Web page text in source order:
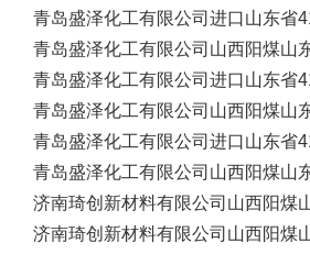
青岛盛泽化工有限公司 进口山东省
青岛盛泽化工有限公司 山西阳煤山
青岛盛泽化工有限公司 进口山东省
青岛盛泽化工有限公司 山西阳煤山
青岛盛泽化工有限公司 进口山东省
青岛盛泽化工有限公司 山西阳煤山
济南琦创新材料有限公司 山西阳煤
济南琦创新材料有限公司 山西阳煤